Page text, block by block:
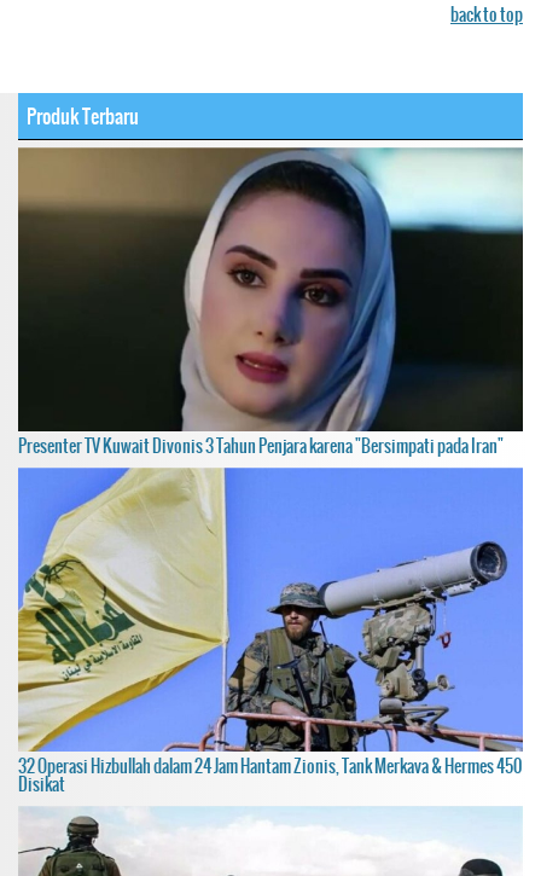
back to top
Produk Terbaru
Presenter TV Kuwait Divonis 3 Tahun Penjara karena "Bersimpati pada Iran"
32 Operasi Hizbullah dalam 24 Jam Hantam Zionis, Tank Merkava & Hermes 450
Disikat